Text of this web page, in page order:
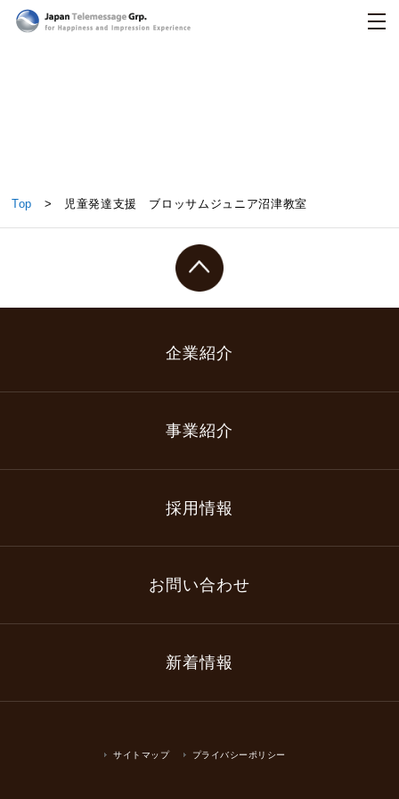
児童発達支援 ブロッサムジュニア沼津教室
Top > 児童発達支援 ブロッサムジュニア沼津教室
企業紹介
事業紹介
採用情報
お問い合わせ
新着情報
サイトマップ プライバシーポリシー